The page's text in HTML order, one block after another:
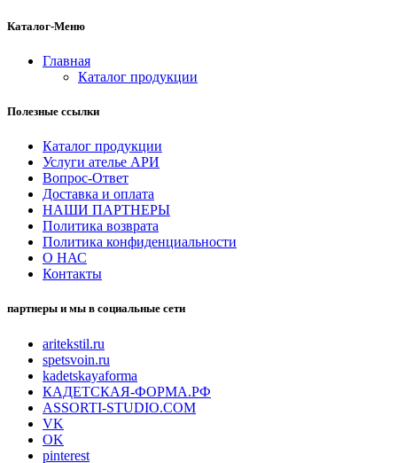
Каталог-Меню
Главная
Каталог продукции
Полезные ссылки
Каталог продукции
Услуги ателье АРИ
Вопрос-Ответ
Доставка и оплата
НАШИ ПАРТНЕРЫ
Политика возврата
Политика конфиденциальности
О НАС
Контакты
партнеры и мы в социальные сети
aritekstil.ru
spetsvoin.ru
kadetskayaforma
КАДЕТСКАЯ-ФОРМА.РФ
ASSORTI-STUDIO.COM
VK
OK
pinterest